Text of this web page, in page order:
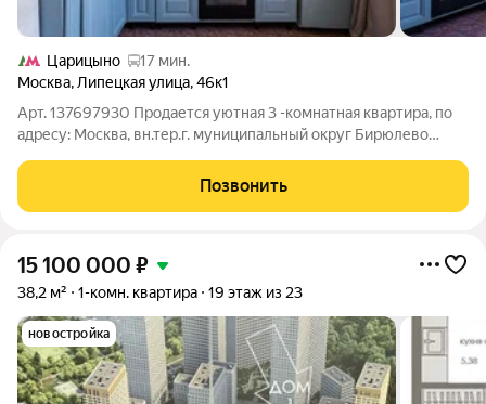
Царицыно
17 мин.
Москва, Липецкая улица,46к1
Арт. 137697930 Продается уютная 3 -комнатная квартира, по
адресу: Москва, вн.тер.г. муниципальный округ Бирюлево
74.7 квм. Комнаты ( 19.1+15.0+11.2) Ключевые преимущества:
Косметический
Позвонить
15 100 000 ₽
38,2 м² 1-комн. квартира 19 этаж из 23
новостройка